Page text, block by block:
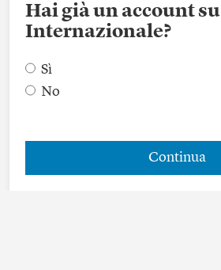
Hai già un account su
Internazionale?
Sì
No
Continua